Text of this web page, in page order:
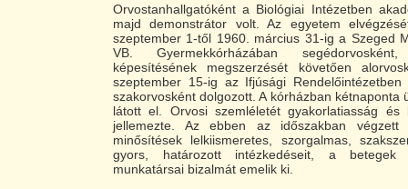
Orvostanhallgatóként a Biológiai Intézetben
majd demonstrátor volt. Az egyetem
szeptember 1-től 1960. március 31-ig a Szeged
VB. Gyermekkórházában
képesítésének megszerzését követően
szeptember 15-ig az Ifjúsági Rendelőintézetben
szakorvosként dolgozott. A kórházban kétnaponta
látott el. Orvosi szemléletét gyakorlatiasság és
jellemezte. Az ebben az időszakban végzett
minősítések lelkiismeretes, szorgalmas,
gyors, határozott intézkedéseit, a betegek
munkatársai bizalmát emelik ki.